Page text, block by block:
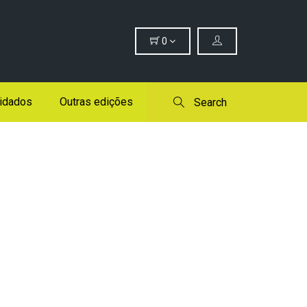
0
Outras edições Search